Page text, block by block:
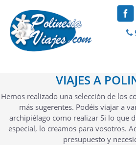
VIAJES A
Hemos realizado una selección de los
más sugerentes. Podéis viajar a
archipiélago como realizar Si lo que
especial, lo creamos para vosotros.
presupuesto y